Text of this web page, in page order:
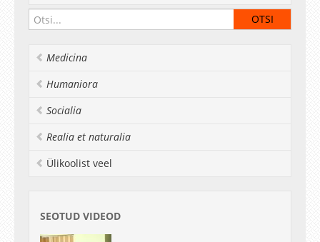
Medicina
Humaniora
Socialia
Realia et naturalia
Ülikoolist veel
SEOTUD VIDEOD